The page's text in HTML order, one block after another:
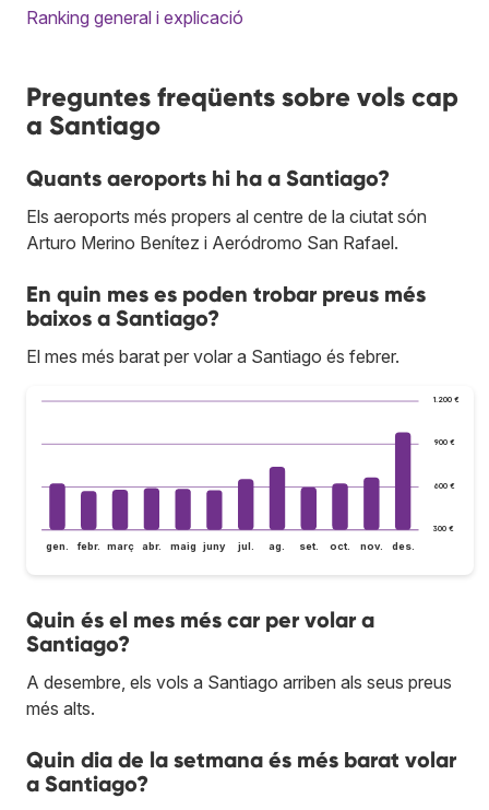
Ranking general i explicació
Preguntes freqüents sobre vols cap
a Santiago
Quants aeroports hi ha a Santiago?
Els aeroports més propers al centre de la ciutat són
Arturo Merino Benítez i Aeródromo San Rafael.
En quin mes es poden trobar preus més
baixos a Santiago?
El mes més barat per volar a Santiago és febrer.
300 €
600 €
900 €
1.200 €
gen. febr. març abr. maig juny jul. ag. set. oct. nov. des.
Quin és el mes més car per volar a
Santiago?
A desembre, els vols a Santiago arriben als seus preus
més alts.
Quin dia de la setmana és més barat volar
a Santiago?